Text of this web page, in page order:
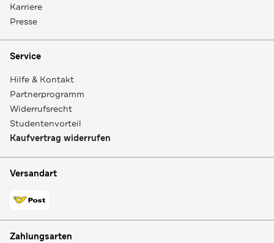
Karriere
Presse
Service
Hilfe & Kontakt
Partnerprogramm
Widerrufsrecht
Studentenvorteil
Kaufvertrag widerrufen
Versandart
Zahlungsarten